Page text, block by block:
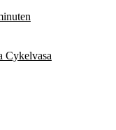
Cykelvasa